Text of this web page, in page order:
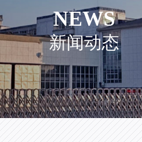
NEWS
新闻动态